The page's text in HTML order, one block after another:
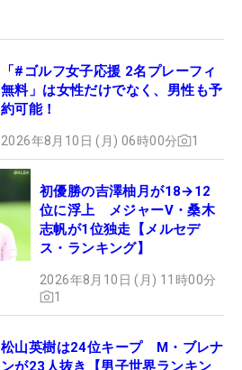
「#ゴルフ女子応援 2名プレーフィ
無料」は女性だけでなく、男性も予
約可能！
2026年8月10日 (月) 06時00分 1
初優勝の吉澤柚月が18→12
位に浮上 メジャーV・桑木
志帆が1位独走【メルセデ
ス・ランキング】
2026年8月10日 (月) 11時00分
1
松山英樹は24位キープ M・ブレナ
ンが23人抜き【男子世界ランキン